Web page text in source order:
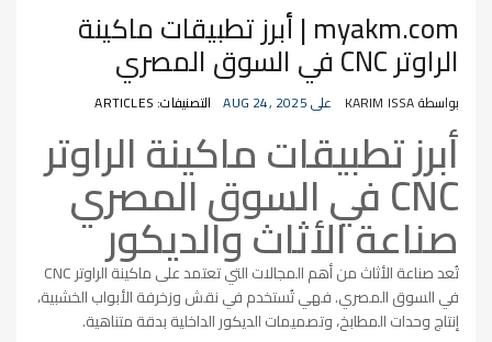
myakm.com | أبرز تطبيقات ماكينة
الراوتر CNC في السوق المصري
بواسطة KARIM ISSA على AUG 24, 2025 التصنيفات: ARTICLES
أبرز تطبيقات ماكينة الراوتر
CNC في السوق المصري
صناعة الأثاث والديكور
تُعد صناعة الأثاث من أهم المجالات التي تعتمد على ماكينة الراوتر CNC
في السوق المصري. فهي تُستخدم في نقش وزخرفة الأبواب الخشبية،
إنتاج وحدات المطابخ، وتصميمات الديكور الداخلية بدقة متناهية.